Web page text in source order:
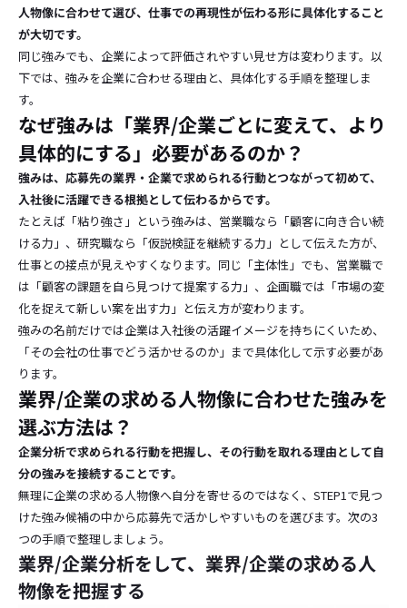
人物像に合わせて選び、仕事での再現性が伝わる形に具体化すること
が大切です。
同じ強みでも、企業によって評価されやすい見せ方は変わります。以
下では、強みを企業に合わせる理由と、具体化する手順を整理しま
す。
なぜ強みは「業界/企業ごとに変えて、より
具体的にする」必要があるのか？
強みは、応募先の業界・企業で求められる行動とつながって初めて、
入社後に活躍できる根拠として伝わるからです。
たとえば「粘り強さ」という強みは、営業職なら「顧客に向き合い続
ける力」、研究職なら「仮説検証を継続する力」として伝えた方が、
仕事との接点が見えやすくなります。同じ「主体性」でも、営業職で
は「顧客の課題を自ら見つけて提案する力」、企画職では「市場の変
化を捉えて新しい案を出す力」と伝え方が変わります。
強みの名前だけでは企業は入社後の活躍イメージを持ちにくいため、
「その会社の仕事でどう活かせるのか」まで具体化して示す必要があ
ります。
業界/企業の求める人物像に合わせた強みを
選ぶ方法は？
企業分析で求められる行動を把握し、その行動を取れる理由として自
分の強みを接続することです。
無理に企業の求める人物像へ自分を寄せるのではなく、STEP1で見つ
けた強み候補の中から応募先で活かしやすいものを選びます。次の3
つの手順で整理しましょう。
業界/企業分析をして、業界/企業の求める人
物像を把握する